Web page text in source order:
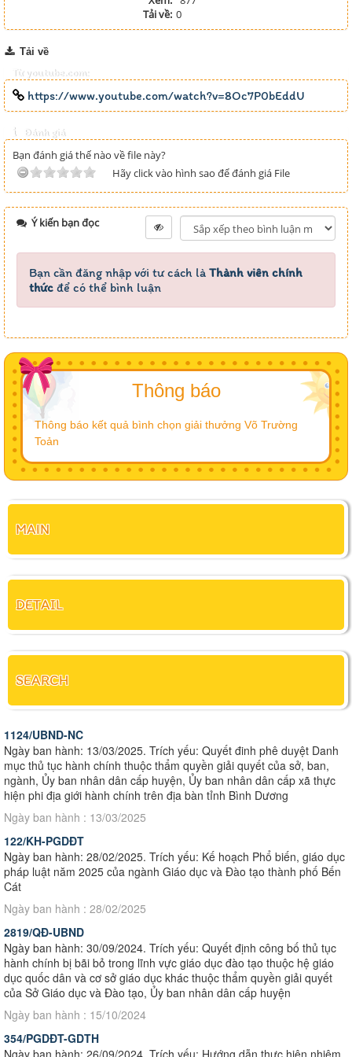
Tải về: 0
Tải về
Từ youtube.com:
https://www.youtube.com/watch?v=8Oc7P0bEddU
Đánh giá
Bạn đánh giá thế nào về file này?
Hãy click vào hình sao để đánh giá File
Ý kiến bạn đọc
Bạn cần đăng nhập với tư cách là Thành viên chính
thức để có thể bình luận
Thông báo
Thông báo kết quả bình chọn giải thưởng Võ Trường
Toản
MAIN
DETAIL
SEARCH
1124/UBND-NC
Ngày ban hành: 13/03/2025. Trích yếu: Quyết đinh phê duyệt Danh
mục thủ tục hành chính thuộc thẩm quyền giải quyết của sở, ban,
ngành, Ủy ban nhân dân cấp huyện, Ủy ban nhân dân cấp xã thực
hiện phi địa giới hành chính trên địa bàn tỉnh Bình Dương
Ngày ban hành : 13/03/2025
122/KH-PGDĐT
Ngày ban hành: 28/02/2025. Trích yếu: Kế hoạch Phổ biến, giáo dục
pháp luật năm 2025 của ngành Giáo dục và Đào tạo thành phố Bến
Cát
Ngày ban hành : 28/02/2025
2819/QĐ-UBND
Ngày ban hành: 30/09/2024. Trích yếu: Quyết định công bố thủ tục
hành chính bị bãi bỏ trong lĩnh vực giáo dục đào tạo thuộc hệ giáo
dục quốc dân và cơ sở giáo dục khác thuộc thẩm quyền giải quyết
của Sở Giáo dục và Đào tạo, Ủy ban nhân dân cấp huyện
Ngày ban hành : 15/10/2024
354/PGDĐT-GDTH
Ngày ban hành: 26/09/2024. Trích yếu: Hướng dẫn thực hiện nhiệm